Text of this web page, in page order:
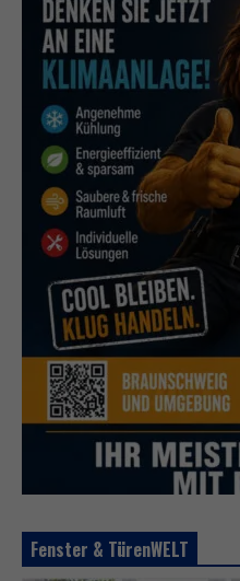
Fenster & TürenWELT